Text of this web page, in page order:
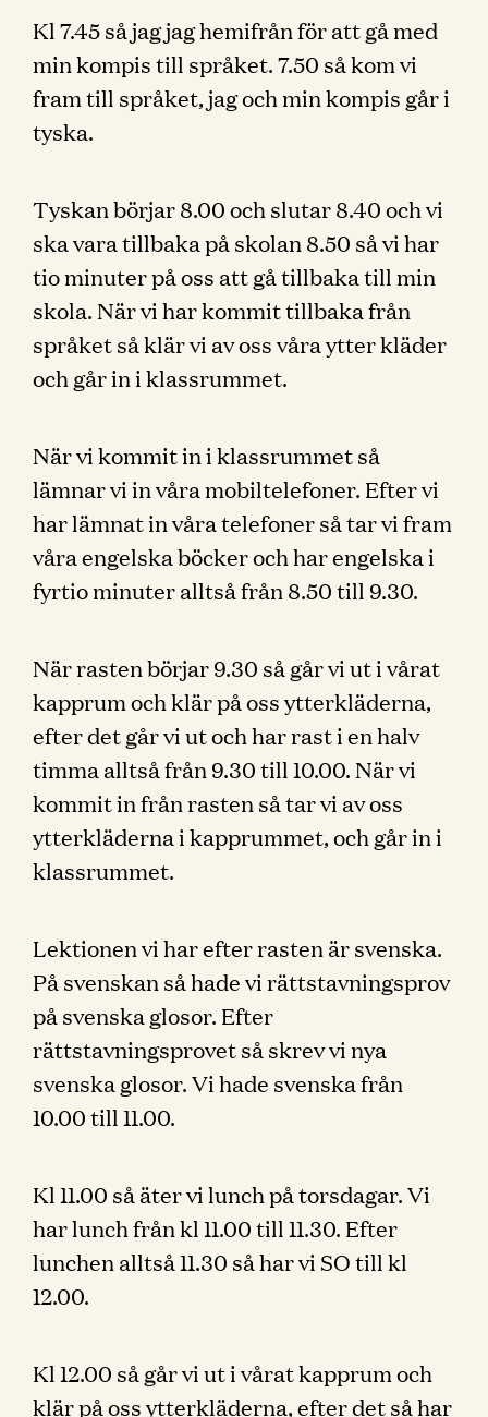
Kl 7.45 så jag jag hemifrån för att gå med
min kompis till språket. 7.50 så kom vi
fram till språket, jag och min kompis går i
tyska.
Tyskan börjar 8.00 och slutar 8.40 och vi
ska vara tillbaka på skolan 8.50 så vi har
tio minuter på oss att gå tillbaka till min
skola. När vi har kommit tillbaka från
språket så klär vi av oss våra ytter kläder
och går in i klassrummet.
När vi kommit in i klassrummet så
lämnar vi in våra mobiltelefoner. Efter vi
har lämnat in våra telefoner så tar vi fram
våra engelska böcker och har engelska i
fyrtio minuter alltså från 8.50 till 9.30.
När rasten börjar 9.30 så går vi ut i vårat
kapprum och klär på oss ytterkläderna,
efter det går vi ut och har rast i en halv
timma alltså från 9.30 till 10.00. När vi
kommit in från rasten så tar vi av oss
ytterkläderna i kapprummet, och går in i
klassrummet.
Lektionen vi har efter rasten är svenska.
På svenskan så hade vi rättstavningsprov
på svenska glosor. Efter
rättstavningsprovet så skrev vi nya
svenska glosor. Vi hade svenska från
10.00 till 11.00.
Kl 11.00 så äter vi lunch på torsdagar. Vi
har lunch från kl 11.00 till 11.30. Efter
lunchen alltså 11.30 så har vi SO till kl
12.00.
Kl 12.00 så går vi ut i vårat kapprum och
klär på oss ytterkläderna, efter det så har